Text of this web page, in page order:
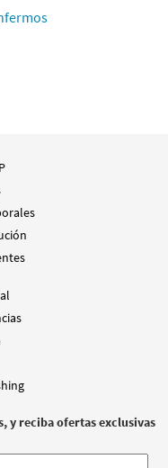
y reciba ofertas exclusivas